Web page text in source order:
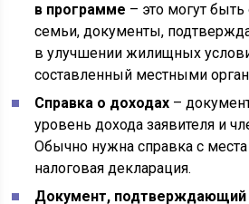
в программе – это могут
семьи, документы,
в улучшении жилищных
составленный местными
Справка о доходах –
уровень дохода заявителя и
Обычно нужна справка с
налоговая декларация.
Документ, подтверждающий